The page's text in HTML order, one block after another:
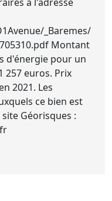
_Baremes/
Montant
d'énergie pour un
257 euros. Prix
2021. Les
ce bien est
Géorisques :